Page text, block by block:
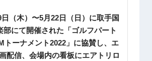
（木）〜5月22日（日）に取手国
部にて開催された「ゴルフパート
トーナメント2022」に協賛し、エ
配信、会場内の看板にエアトリロ